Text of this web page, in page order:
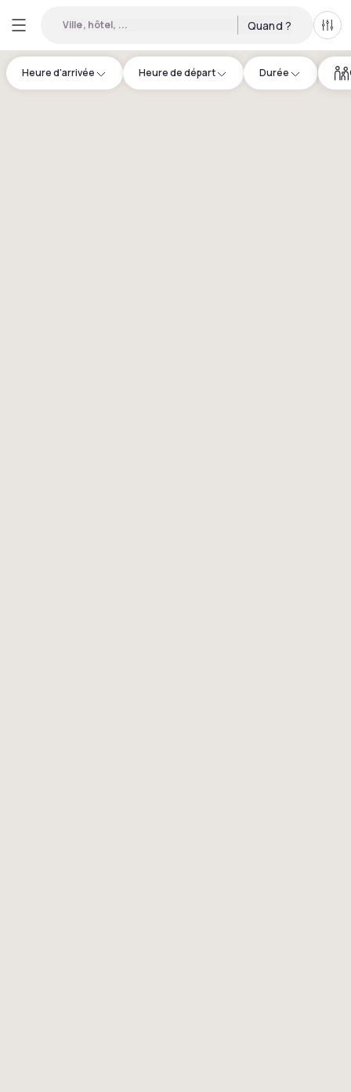
Ville, hôtel, ... Quand ?
Heure d'arrivée Heure de départ Durée